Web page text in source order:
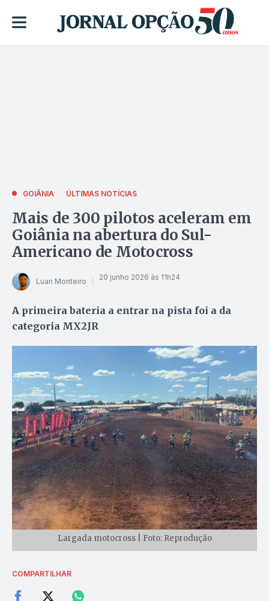
GOIÂNIA ÚLTIMAS NOTÍCIAS
Mais de 300 pilotos aceleram em
Goiânia na abertura do Sul-
Americano de Motocross
Luan Monteiro 20 junho 2026 às 11h24
A primeira bateria a entrar na pista foi a da
categoria MX2JR
Largada motocross | Foto: Reprodução
COMPARTILHAR